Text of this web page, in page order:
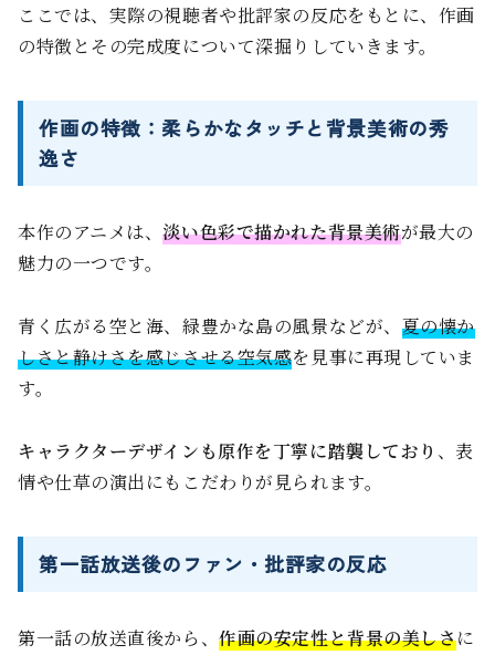
ここでは、実際の視聴者や批評家の反応をもとに、作画
の特徴とその完成度について深掘りしていきます。
作画の特徴：柔らかなタッチと背景美術の秀
逸さ
本作のアニメは、淡い色彩で描かれた背景美術が最大の
魅力の一つです。
青く広がる空と海、緑豊かな島の風景などが、 夏の懐か
しさと静けさを感じさせる空気感を見事に再現していま
す。
キャラクターデザインも原作を丁寧に踏襲しており 、表
情や仕草の演出にもこだわりが見られます。
第一話放送後のファン・批評家の反応
第一話の放送直後から、作画の安定性と背景の美しさに